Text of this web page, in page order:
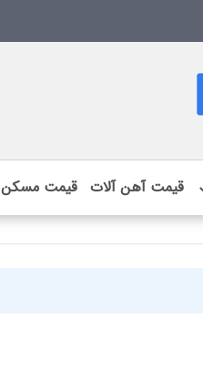
قیمت آهن آلات قیمت مسکن